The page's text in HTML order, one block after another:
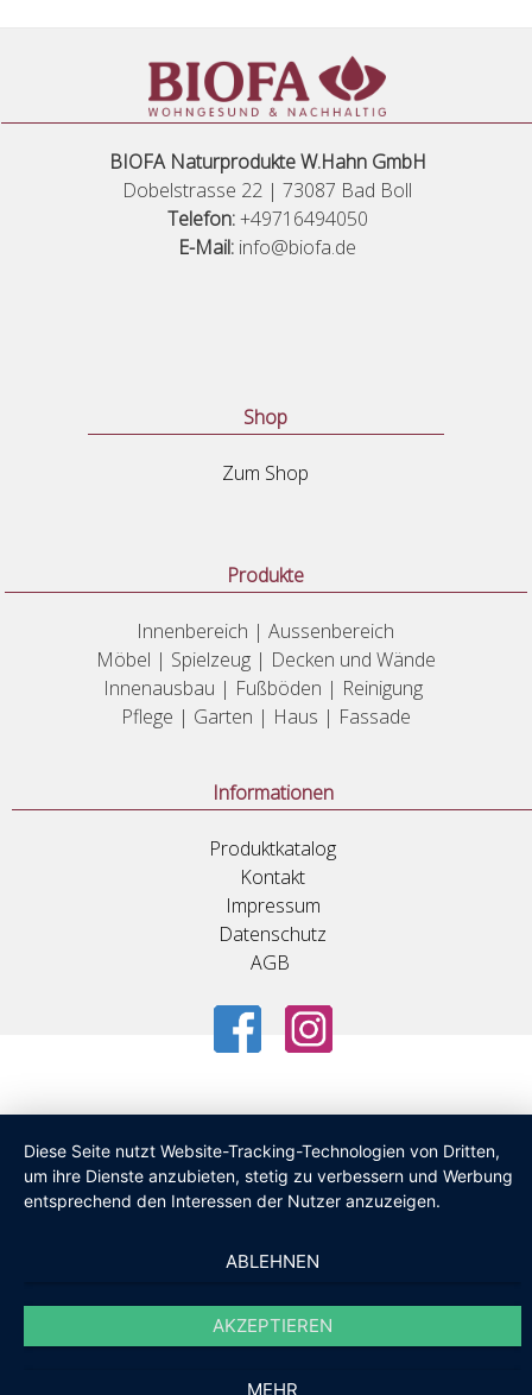
BIOFA Naturprodukte W.Hahn GmbH
Dobelstrasse 22 | 73087 Bad Boll
Telefon:+49716494050
E-Mail: info@biofa.de
Shop
Zum Shop
Produkte
Innenbereich | Aussenbereich
Möbel | Spielzeug | Decken und Wände
Innenausbau | Fußböden | Reinigung
Pflege | Garten | Haus | Fassade
Informationen
Produktkatalog
Kontakt
Impressum
Datenschutz
AGB
Diese Seite nutzt Website-Tracking-Technologien von Dritten,
um ihre Dienste anzubieten, stetig zu verbessern und Werbung
entsprechend den Interessen der Nutzer anzuzeigen.
ABLEHNEN
AKZEPTIEREN
MEHR